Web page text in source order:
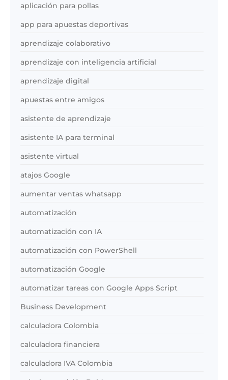
aplicación para pollas
app para apuestas deportivas
aprendizaje colaborativo
aprendizaje con inteligencia artificial
aprendizaje digital
apuestas entre amigos
asistente de aprendizaje
asistente IA para terminal
asistente virtual
atajos Google
aumentar ventas whatsapp
automatización
automatización con IA
automatización con PowerShell
automatización Google
automatizar tareas con Google Apps Script
Business Development
calculadora Colombia
calculadora financiera
calculadora IVA Colombia